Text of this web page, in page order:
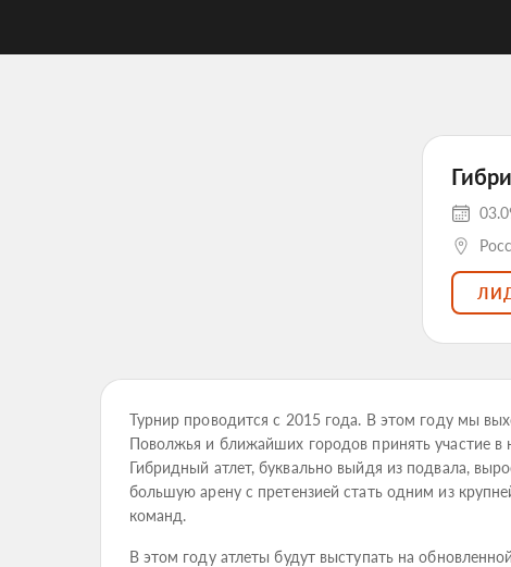
Турнир проводится с 2015 года. В этом году мы
Поволжья и ближайших городов принять участие
Гибридный атлет, буквально выйдя из подвала,
большую арену с претензией стать одним из
команд.
В этом году атлеты будут выступать на